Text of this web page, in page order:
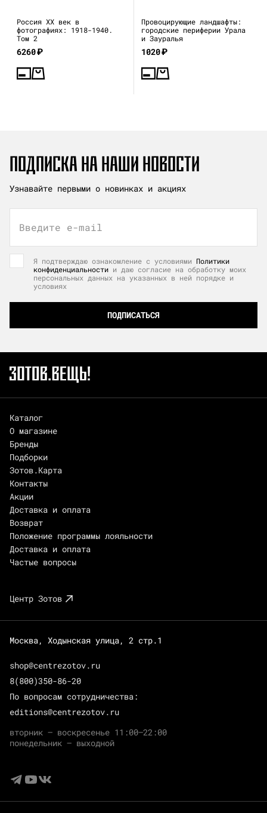
Россия XX век в
фотографиях: 1918-1940.
Том 2
6260₽
Провоцирующие ландшафты:
городские периферии Урала
и Зауралья
1020₽
ПОДПИСКА НА НАШИ НОВОСТИ
Узнавайте первыми о новинках и акциях
Введите e-mail
Я подтверждаю ознакомление с условиями Политики
конфиденциальности и даю согласие на обработку моих
персональных данных на указанных в ней порядке и
условиях
ПОДПИСАТЬСЯ
Каталог
О магазине
Бренды
Подборки
Зотов.Карта
Контакты
Акции
Доставка и оплата
Возврат
Положение программы лояльности
Доставка и оплата
Частые вопросы
Центр Зотов
Москва, Ходынская улица, 2 стр.1
shop@centrezotov.ru
8(800)350-86-20
По вопросам сотрудничества:
editions@centrezotov.ru
вторник — воскресенье 11:00–22:00
понедельник — выходной